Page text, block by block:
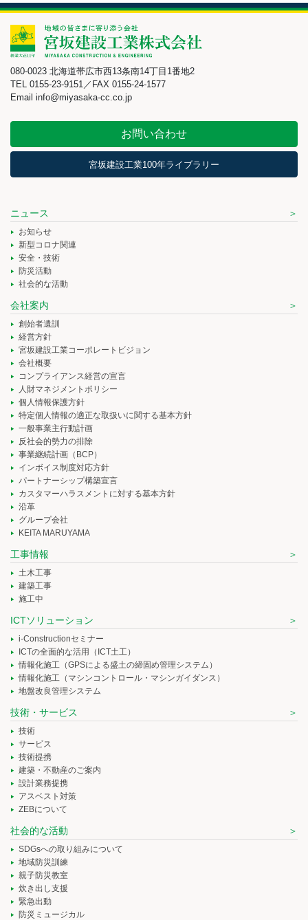
080-0023 北海道帯広市西13条南14丁目1番地2
TEL 0155-23-9151／FAX 0155-24-1577
Email info@miyasaka-cc.co.jp
お問い合わせ
宮坂建設工業100年ライブラリー
ニュース
お知らせ
新型コロナ関連
安全・技術
防災活動
社会的な活動
会社案内
創始者遺訓
経営方針
宮坂建設工業コーポレートビジョン
会社概要
コンプライアンス経営の宣言
人財マネジメントポリシー
個人情報保護方針
特定個人情報の適正な取扱いに関する基本方針
一般事業主行動計画
反社会的勢力の排除
事業継続計画（BCP）
インボイス制度対応方針
パートナーシップ構築宣言
カスタマーハラスメントに対する基本方針
沿革
グループ会社
KEITA MARUYAMA
工事情報
土木工事
建築工事
施工中
ICTソリューション
i-Constructionセミナー
ICTの全面的な活用（ICT土工）
情報化施工（GPSによる盛土の締固め管理システム）
情報化施工（マシンコントロール・マシンガイダンス）
地盤改良管理システム
技術・サービス
技術
サービス
技術提携
建築・不動産のご案内
設計業務提携
アスベスト対策
ZEBについて
社会的な活動
SDGsへの取り組みについて
地域防災訓練
親子防災教室
炊き出し支援
緊急出動
防災ミュージカル